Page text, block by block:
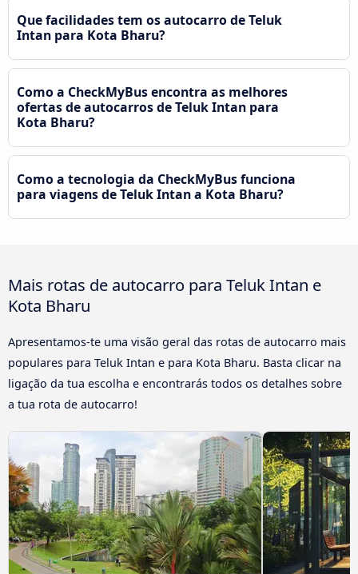
Que facilidades tem os autocarro de Teluk
Intan para Kota Bharu?
Como a CheckMyBus encontra as melhores
ofertas de autocarros de Teluk Intan para
Kota Bharu?
Como a tecnologia da CheckMyBus funciona
para viagens de Teluk Intan a Kota Bharu?
Mais rotas de autocarro para Teluk Intan e
Kota Bharu
Apresentamos-te uma visão geral das rotas de autocarro mais
populares para Teluk Intan e para Kota Bharu. Basta clicar na
ligação da tua escolha e encontrarás todos os detalhes sobre
a tua rota de autocarro!